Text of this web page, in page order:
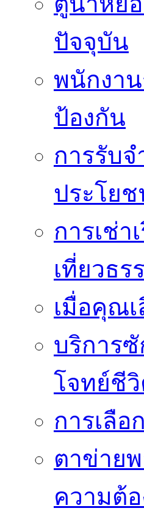
ปัจจุบัน
พนักงา
ป้องกัน
การรับ
ประโย
การเช่า
เที่ยวธร
เมื่อคุณ
บริการ
โจทย์ชี
การเลือ
ตาข่าย
ความต้